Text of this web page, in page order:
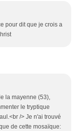
pour dit que je crois a
la mayenne (53),
le tryptique
/> Je n'ai trouvé
de cette mosaïque: